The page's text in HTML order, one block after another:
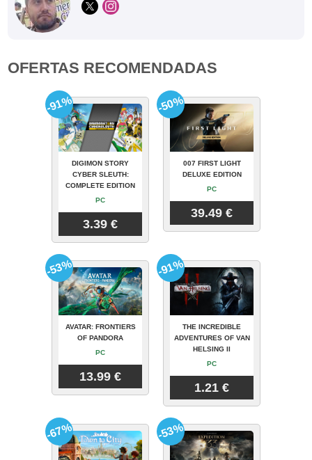
OFERTAS RECOMENDADAS
DIGIMON STORY
CYBER SLEUTH:
COMPLETE EDITION
PC
3.39 €
-91%
007 FIRST LIGHT
DELUXE EDITION
PC
39.49 €
-50%
AVATAR: FRONTIERS
OF PANDORA
PC
13.99 €
-53%
THE INCREDIBLE
ADVENTURES OF VAN
HELSING II
PC
1.21 €
-91%
-67% -53%